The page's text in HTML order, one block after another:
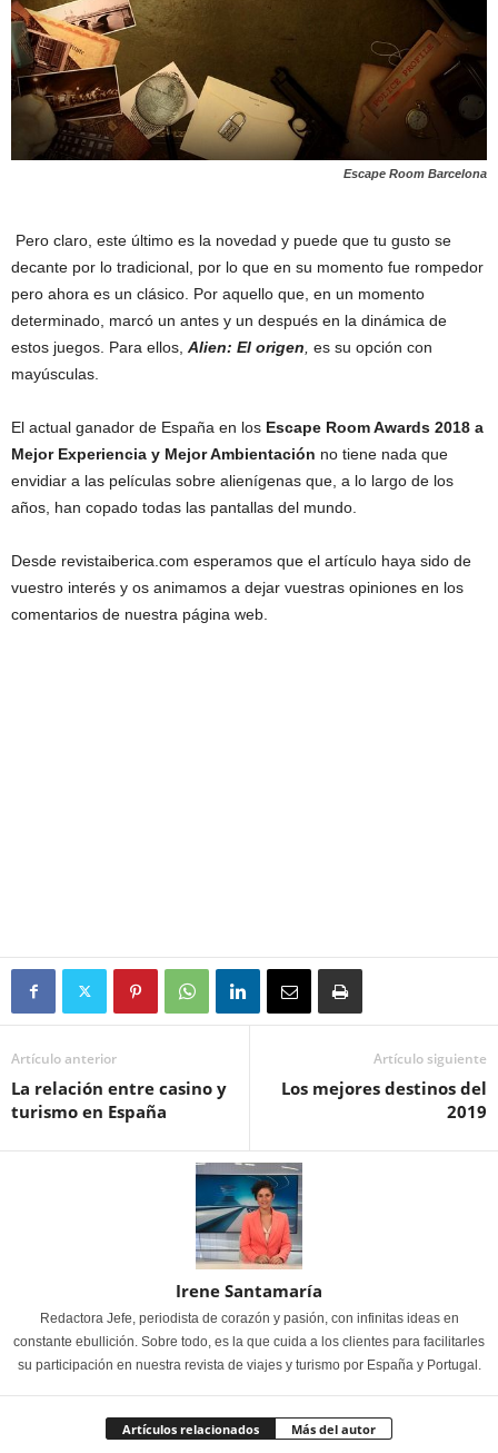
Escape Room Barcelona
Pero claro, este último es la novedad y puede que tu gusto se
decante por lo tradicional, por lo que en su momento fue rompedor
pero ahora es un clásico. Por aquello que, en un momento
determinado, marcó un antes y un después en la dinámica de
estos juegos. Para ellos, Alien: El origen, es su opción con
mayúsculas.
El actual ganador de España en los Escape Room Awards 2018 a
Mejor Experiencia y Mejor Ambientación no tiene nada que
envidiar a las películas sobre alienígenas que, a lo largo de los
años, han copado todas las pantallas del mundo.
Desde revistaiberica.com esperamos que el artículo haya sido de
vuestro interés y os animamos a dejar vuestras opiniones en los
comentarios de nuestra página web.
Artículo anterior
La relación entre casino y
turismo en España
Artículo siguiente
Los mejores destinos del
2019
Irene Santamaría
Redactora Jefe, periodista de corazón y pasión, con infinitas ideas en
constante ebullición. Sobre todo, es la que cuida a los clientes para facilitarles
su participación en nuestra revista de viajes y turismo por España y Portugal.
Artículos relacionados Más del autor